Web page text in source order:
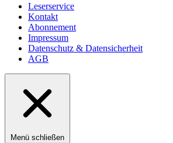
Leserservice
Kontakt
Abonnement
Impressum
Datenschutz & Datensicherheit
AGB
Menü schließen